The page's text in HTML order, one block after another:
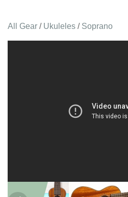
All Gear / Ukuleles / Soprano